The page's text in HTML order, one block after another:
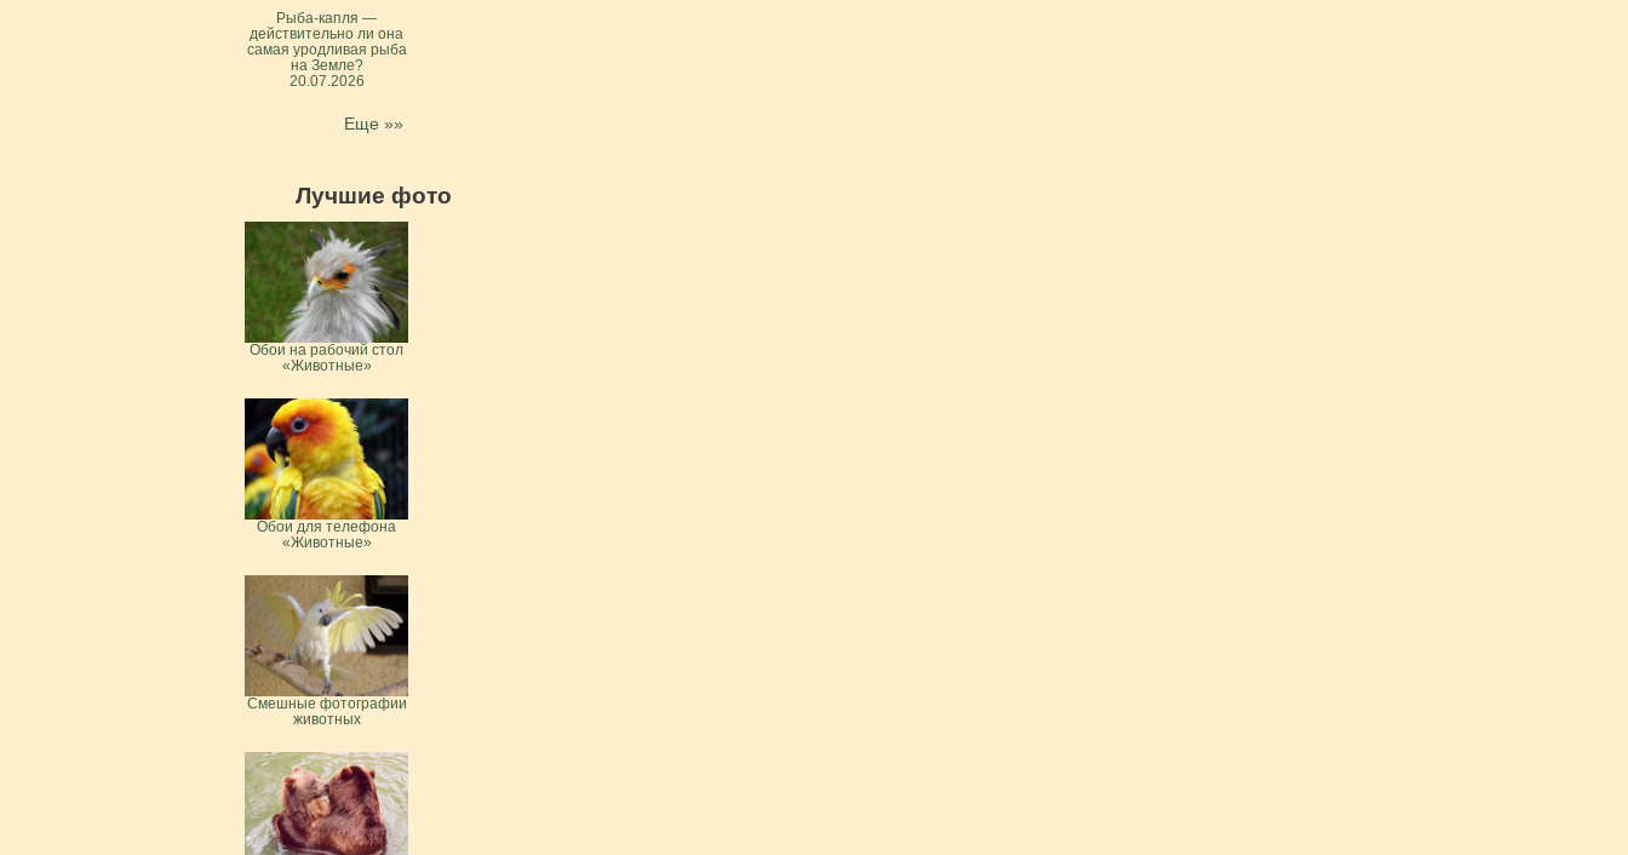
Рыба-капля —
действительно ли она
самая уродливая рыба
на Земле?
20.07.2026
Еще »»
Лучшие фото
Обои на рабочий стол
«Животные»
Обои для телефона
«Животные»
Смешные фотографии
животных